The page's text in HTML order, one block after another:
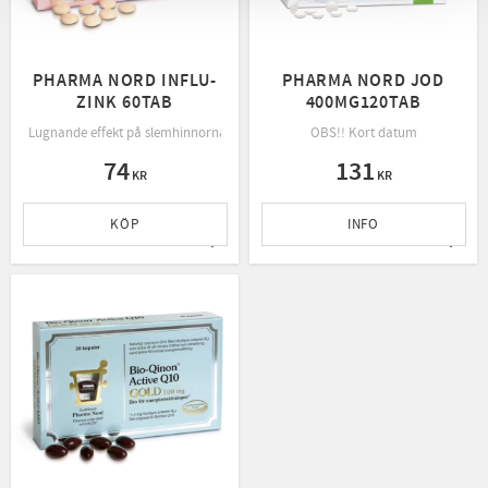
PHARMA NORD INFLU-
ZINK 60TAB
Lugnande effekt på slemhinnorna i näsan, halsen och luftvägarna
74KR
Lägg till i favoriter
KÖP
PHARMA NORD JOD
400MG120TAB
OBS!! Kort datum
131 KR
INFO